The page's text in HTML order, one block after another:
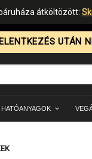
UTÁN
HATÓANYAGOK
átköltözött: